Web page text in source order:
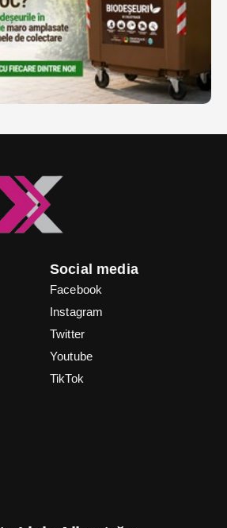
Social media
Facebook
Instagram
Twitter
Youtube
TikTok